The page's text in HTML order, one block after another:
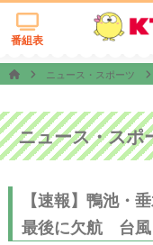
番組表
ニュース・スポーツ
ニュース・スポ
【速報】鴨池・
最後に欠航 台風